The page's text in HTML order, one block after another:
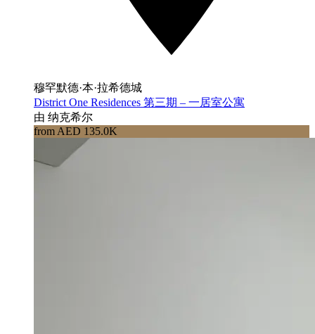
穆罕默德·本·拉希德城
District One Residences 第三期 – 一居室公寓
由 纳克希尔
from AED 135.0K